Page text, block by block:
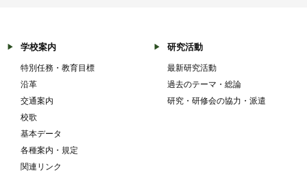
学校案内
特別任務・教育目標
沿革
交通案内
校歌
基本データ
各種案内・規定
関連リンク
研究活動
最新研究活動
過去のテーマ・総論
研究・研修会の協力・派遣